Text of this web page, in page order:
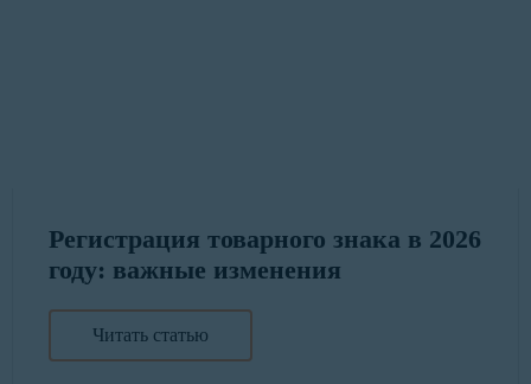
Регистрация товарного знака в 2026
году: важные изменения
Читать статью